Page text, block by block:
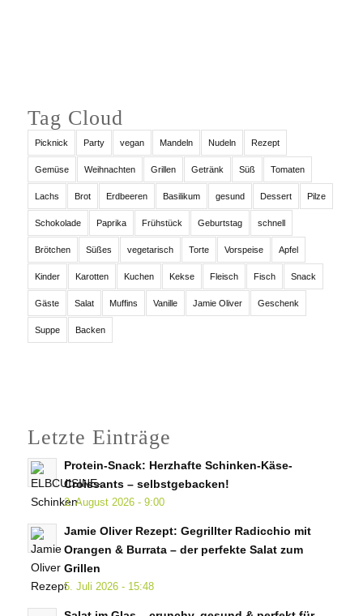
Tag Cloud
Picknick Party vegan Mandeln Nudeln Rezept
Gemüse Weihnachten Grillen Getränk Süß Tomaten
Lachs Brot Erdbeeren Basilikum gesund Dessert Pilze
Schokolade Paprika Frühstück Geburtstag schnell
Brötchen Süßes vegetarisch Torte Vorspeise Apfel
Kinder Karotten Kuchen Kekse Fleisch Fisch Snack
Gäste Salat Muffins Vanille Jamie Oliver Geschenk
Suppe Backen
Letzte Einträge
Protein-Snack: Herzhafte Schinken-Käse-
Croissants – selbstgebacken!
2. August 2026 - 9:00
Jamie Oliver Rezept: Gegrillter Radicchio mit
Orangen & Burrata – der perfekte Salat zum
Grillen
5. Juli 2026 - 15:48